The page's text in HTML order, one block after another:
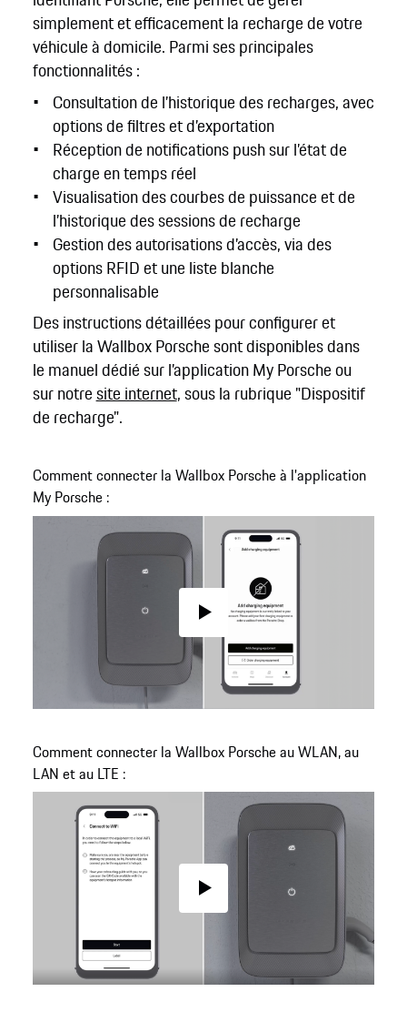
simplement et efficacement la recharge de votre
véhicule à domicile. Parmi ses principales
fonctionnalités :
Consultation de l’historique des recharges, avec
options de filtres et d’exportation
Réception de notifications push sur l’état de
charge en temps réel
Visualisation des courbes de puissance et de
l’historique des sessions de recharge
Gestion des autorisations d’accès, via des
options RFID et une liste blanche
personnalisable
Des instructions détaillées pour configurer et
utiliser la Wallbox Porsche sont disponibles dans
le manuel dédié sur l’application My Porsche ou
sur notresite internet, sous la rubrique "Dispositif
de recharge".
Comment connecter la Wallbox Porsche à l'application
My Porsche :
Comment connecter la Wallbox Porsche au WLAN, au
LAN et au LTE :
Play